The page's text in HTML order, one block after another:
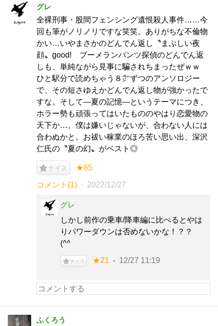
グレ
全裸刑事・股間フェンシング遺恨殺人事件……今
回も筆がノリノリですな笑笑。ありがちな不倫物
かい…いやまさかのどんでん返し〝まぶしい夜
顔〟good! ブーメランパンツ探偵のどんでん返
しも、単純ながら見事に騙されちまったぜｗｗ
ひと駅分で読めちゃう８㌻ずつのアンソロジー
で、その短さゆえかどんでん返し物が強かったで
すな。そして―夏の記憶―というテーマにつき、
ホラー勢も頑張ってはいたもののやはり恋愛物の
天下か…。僕は嫌いじゃないが、合わない人には
合わぬかと。お祓い稼業のほろ苦い思い出、深沢
仁氏の〝夏の幻〟がベスト◎
ナイス ★65
コメント(1) 2022/12/27
グレ
しかし前作の乗車/降車編に比べるとやは
りパワーダウンは否めないかな！？？
(^^ゞ
ナイス ★21 12/27 11:19
ふくろう